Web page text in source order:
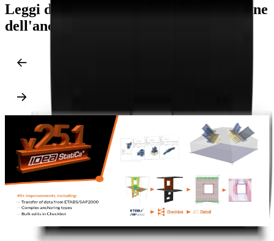
Leggi di più sulle opzioni di progettazione
dell'ancoraggio in IDEA StatiCa
Steel
Concrete
Licensing
Release notes
Note di rilascio IDEA StatiCa 25.1